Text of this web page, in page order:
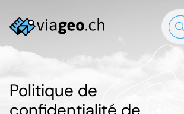
Politique de